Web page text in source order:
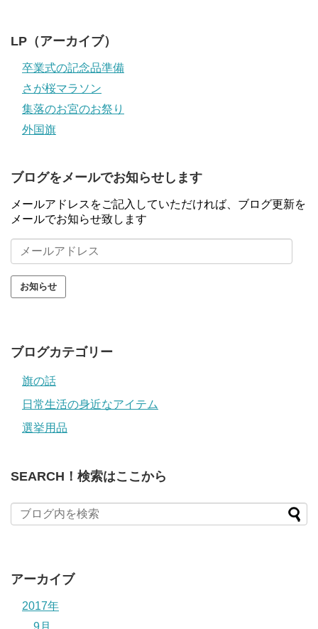
LP（アーカイブ）
卒業式の記念品準備
さが桜マラソン
集落のお宮のお祭り
外国旗
ブログをメールでお知らせします
メールアドレスをご記入していただければ、ブログ更新を
メールでお知らせ致します
ー
ル
ア
ブログカテゴリー
旗の話
日常生活の身近なアイテム
選挙用品
SEARCH！検索はここから
アーカイブ
2017年
9月